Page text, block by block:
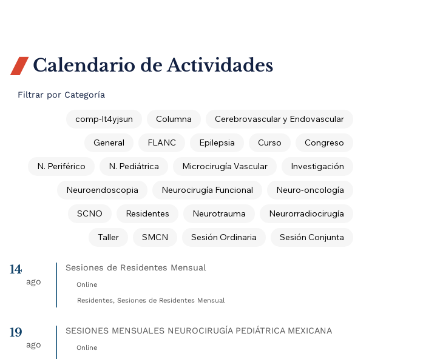
Filtrar por Categoría
Cerebrovascular y Endovascular
Columna
comp-lt4yjsun
Congreso
Curso
Epilepsia
FLANC
General
Investigación
Microcirugía Vascular
N. Pediátrica
N. Periférico
Neuro-oncología
Neurocirugía Funcional
Neuroendoscopia
Neurorradiocirugía
Neurotrauma
Residentes
SCNO
Sesión Conjunta
Sesión Ordinaria
SMCN
Taller
14
ago
Sesiones de Residentes Mensual
Online
Residentes, Sesiones de Residentes Mensual
19
ago
SESIONES MENSUALES NEUROCIRUGÍA PEDIÁTRICA MEXICANA
Online
 Calendario de Actividades